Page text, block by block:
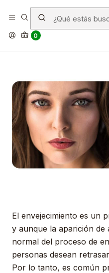
0
¿A qué edad
usar
El envejecimiento es un
y aunque la aparición de
normal del proceso de
personas desean
Por lo tanto, es común